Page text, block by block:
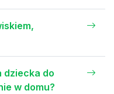
dziecka do
w domu?